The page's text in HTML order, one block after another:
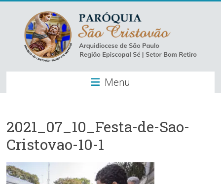
content
Paróquia
São
–
Luz
Arquidiocese
de
Menu
2021_07_10_Festa-de-Sao-
Cristovao-10-1